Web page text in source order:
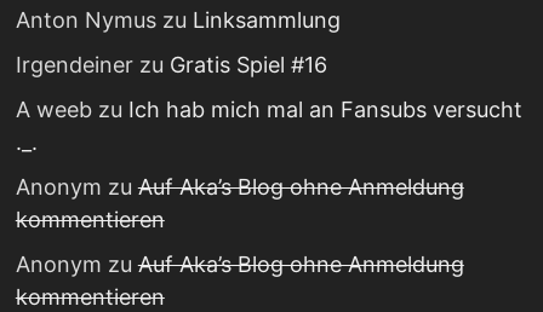
Anton Nymuszu Linksammlung
Irgendeinerzu Gratis Spiel #16
A weebzu Ich hab mich mal an Fansubs versucht
._.
Anonym zuAuf Aka’s Blog ohne Anmeldung
kommentieren
Anonym zuAuf Aka’s Blog ohne Anmeldung
kommentieren